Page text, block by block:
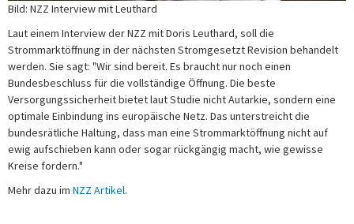
Bild: NZZ Interview mit Leuthard
Laut einem Interview der NZZ mit Doris Leuthard, soll die
Strommarktöffnung in der nächsten Stromgesetzt Revision behandelt
werden. Sie sagt: "Wir sind bereit. Es braucht nur noch einen
Bundesbeschluss für die vollständige Öffnung. Die beste
Versorgungssicherheit bietet laut Studie nicht Autarkie, sondern eine
optimale Einbindung ins europäische Netz. Das unterstreicht die
bundesrätliche Haltung, dass man eine Strommarktöffnung nicht auf
ewig aufschieben kann oder sogar rückgängig macht, wie gewisse
Kreise fordern."
Mehr dazu im NZZ Artikel.